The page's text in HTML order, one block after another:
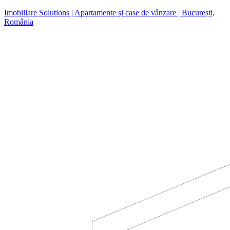
Imobiliare Solutions | Apartamente și case de vânzare | București,
România